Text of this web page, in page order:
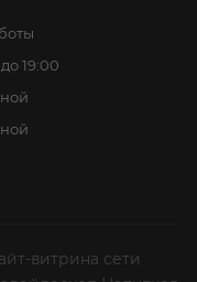
19:00
витрина сети